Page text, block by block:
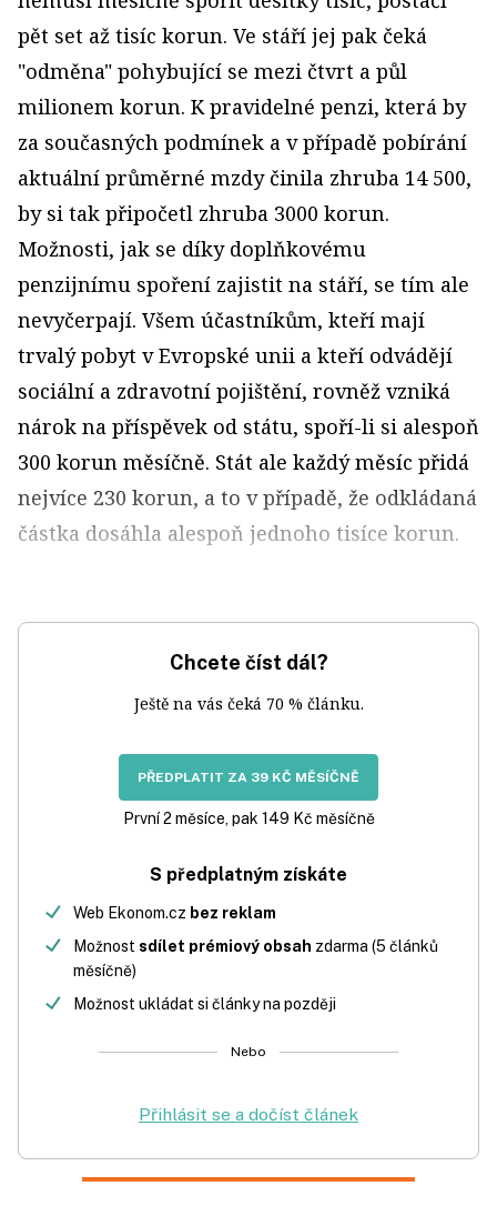
pět set až tisíc korun. Ve stáří jej pak čeká
"odměna" pohybující se mezi čtvrt a půl
milionem korun. K pravidelné penzi, která by
za současných podmínek a v případě pobírání
aktuální průměrné mzdy činila zhruba 14 500,
by si tak připočetl zhruba 3000 korun.
Možnosti, jak se díky doplňkovému
penzijnímu spoření zajistit na stáří, se tím ale
nevy­čerpají. Všem účastníkům, kteří mají
trvalý pobyt v Evropské unii a kteří odvádějí
sociální a zdravotní pojištění, rovněž vzniká
nárok na příspěvek od státu, spoří-li si alespoň
300 korun měsíčně. Stát ale každý měsíc přidá
nejvíce 230 korun, a to v případě, že odkládaná
částka dosáhla alespoň jednoho tisíce korun.
Chcete číst dál?
Ještě na vás čeká 70 % článku.
PŘEDPLATIT ZA 39 KČ MĚSÍČNĚ
První 2 měsíce, pak 149 Kč měsíčně
S předplatným získáte
Web Ekonom.cz bez reklam
Možnost sdílet prémiový obsah zdarma (5 článků
měsíčně)
Možnost ukládat si články na později
Nebo
Přihlásit se a dočíst článek